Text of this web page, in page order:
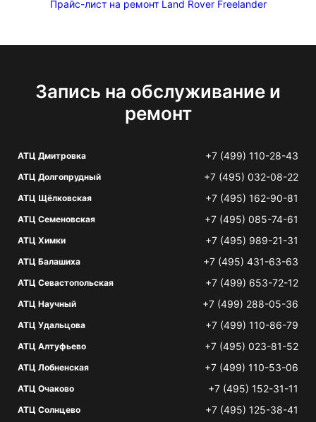
Прайс-лист на ремонт Land Rover Freelander
Запись на обслуживание и
ремонт
АТЦ Дмитровка +7 (499) 110-28-43
АТЦ Долгопрудный +7 (495) 032-08-22
АТЦ Щёлковская +7 (495) 162-90-81
АТЦ Семеновская +7 (495) 085-74-61
АТЦ Химки +7 (495) 989-21-31
АТЦ Балашиха +7 (495) 431-63-63
АТЦ Севастопольская +7 (499) 653-72-12
АТЦ Научный +7 (499) 288-05-36
АТЦ Удальцова +7 (499) 110-86-79
АТЦ Алтуфьево +7 (495) 023-81-52
АТЦ Лобненская +7 (499) 110-53-06
АТЦ Очаково +7 (495) 152-31-11
АТЦ Солнцево +7 (495) 125-38-41